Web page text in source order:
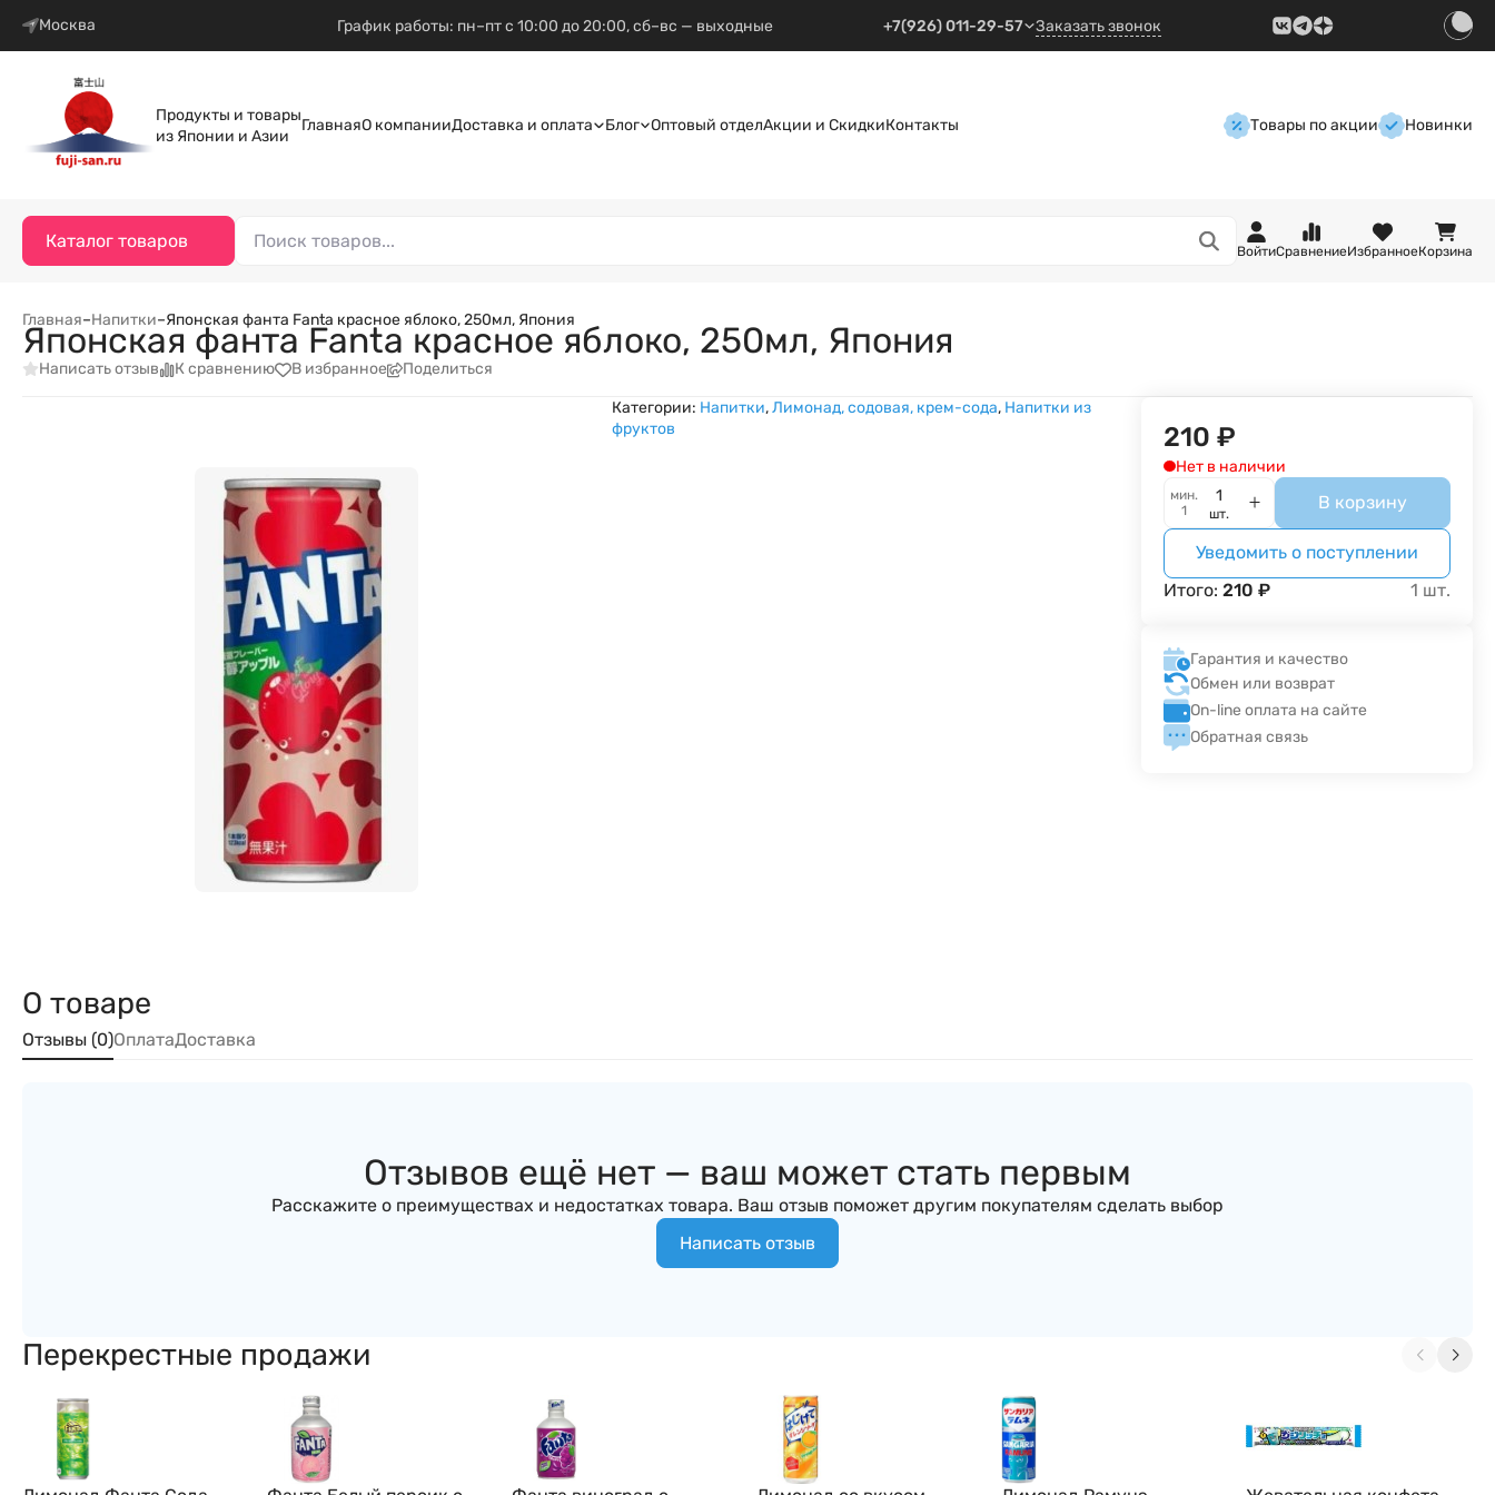
Москва График работы: пн–пт с 10:00 до 20:00, сб–вс — выходные +7(926) 011-29-57 Заказать звонок
Продукты и товары
из Японии и Азии
ГлавнаяО компанииДоставка и оплата Блог Оптовый отделАкции и СкидкиКонтакты Товары по акции Новинки
Каталог товаров
ВойтиСравнениеИзбранноеКорзина
Главная–Напитки–Японская фанта Fanta красное яблоко, 250мл, Япония
Японская фанта Fanta красное яблоко, 250мл, Япония
Написать отзыв К сравнению В избранное Поделиться
Категории: Напитки,Лимонад, содовая, крем-сода, Напитки из
фруктов
210 ₽
Нет в наличии
мин.
1
шт.
В корзину
Уведомить о поступлении
Итого:210 ₽ 1 шт.
Гарантия и качество
Обмен или возврат
On-line оплата на сайте
Обратная связь
О товаре
Отзывы (0)ОплатаДоставка
Отзывов ещё нет — ваш может стать первым
Расскажите о преимуществах и недостатках товара. Ваш отзыв поможет другим покупателям сделать выбор
Написать отзыв
Перекрестные продажи